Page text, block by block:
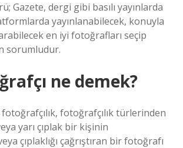
Gazete, dergi gibi basılı yayınlarda
yayınlanabilecek, konuyla
en iyi fotoğrafları seçip
sorumludur.
ne demek?
fotoğrafçılık, fotoğrafçılık türlerinden
yarı çıplak bir kişinin
çıplaklığı çağrıştıran bir fotoğrafı